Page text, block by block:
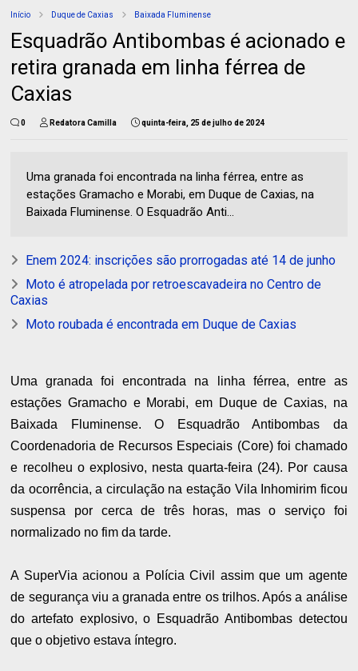
Início Duque de Caxias Baixada Fluminense
Esquadrão Antibombas é acionado e
retira granada em linha férrea de
Caxias
0 Redatora Camilla quinta-feira, 25 de julho de 2024
Uma granada foi encontrada na linha férrea, entre as
estações Gramacho e Morabi, em Duque de Caxias, na
Baixada Fluminense. O Esquadrão Anti...
Enem 2024: inscrições são prorrogadas até 14 de junho
Moto é atropelada por retroescavadeira no Centro de
Caxias
Moto roubada é encontrada em Duque de Caxias
Uma granada foi encontrada na linha férrea, entre as
estações Gramacho e Morabi, em Duque de Caxias, na
Baixada Fluminense. O Esquadrão Antibombas da
Coordenadoria de Recursos Especiais (Core) foi chamado
e recolheu o explosivo, nesta quarta-feira (24). Por causa
da ocorrência, a circulação na estação Vila Inhomirim ficou
suspensa por cerca de três horas, mas o serviço foi
normalizado no fim da tarde.
A SuperVia acionou a Polícia Civil assim que um agente
de segurança viu a granada entre os trilhos. Após a análise
do artefato explosivo, o Esquadrão Antibombas detectou
que o objetivo estava íntegro.